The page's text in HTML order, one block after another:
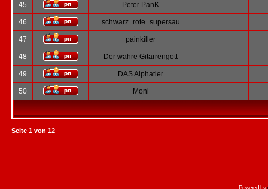
45 Peter PanK
46 schwarz_rote_supersau
47 painkiller
48 Der wahre Gitarrengott
49 DAS Alphatier
50 Moni
Seite 1 von 12
Powered by